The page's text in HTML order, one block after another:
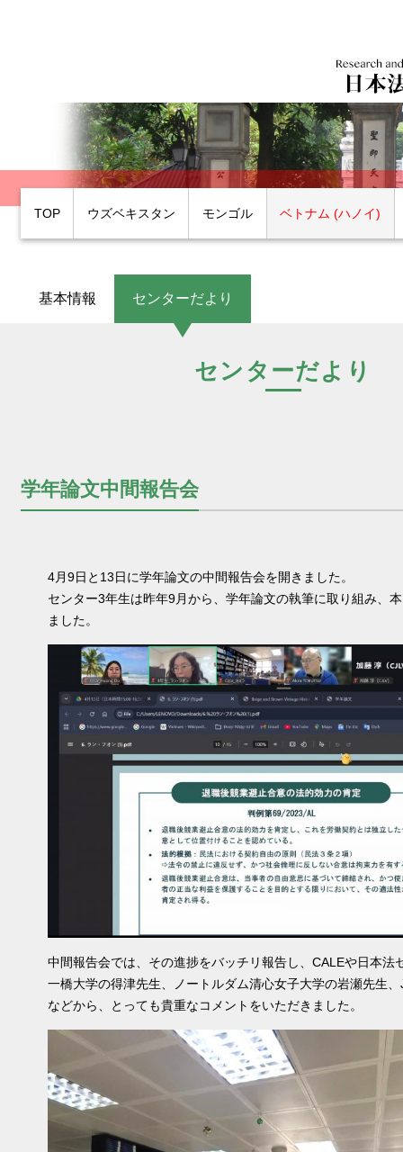
TOP ウズベキスタン モンゴル ベトナム (ハノイ)
基本情報 センターだより
センターだより
学年論文中間報告会
4月9日と13日に学年論文の中間報告会を開きました。
センター3年生は昨年9月から、学年論文の執筆に取り組み、
ました。
中間報告会では、その進捗をバッチリ報告し、CALEや日本法
一橋大学の得津先生、ノートルダム清心女子大学の岩瀬先生
などから、とっても貴重なコメントをいただきました。